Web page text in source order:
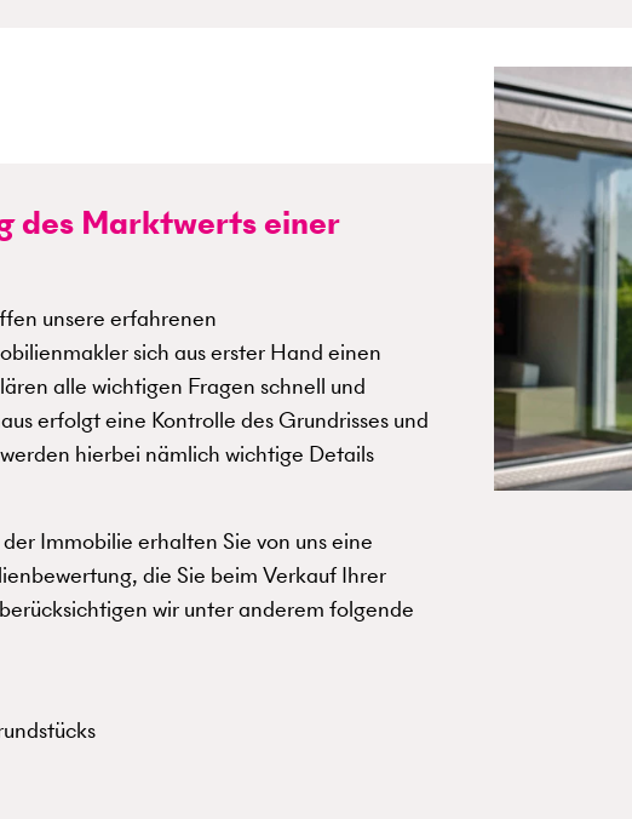
des Marktwerts einer
unsere erfahrenen
sich aus erster Hand einen
alle wichtigen Fragen schnell und
erfolgt eine Kontrolle des Grundrisses und
hierbei nämlich wichtige Details
Immobilie erhalten Sie von uns eine
die Sie beim Verkauf Ihrer
wir unter anderem folgende